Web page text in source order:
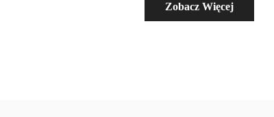
Zobacz Więcej